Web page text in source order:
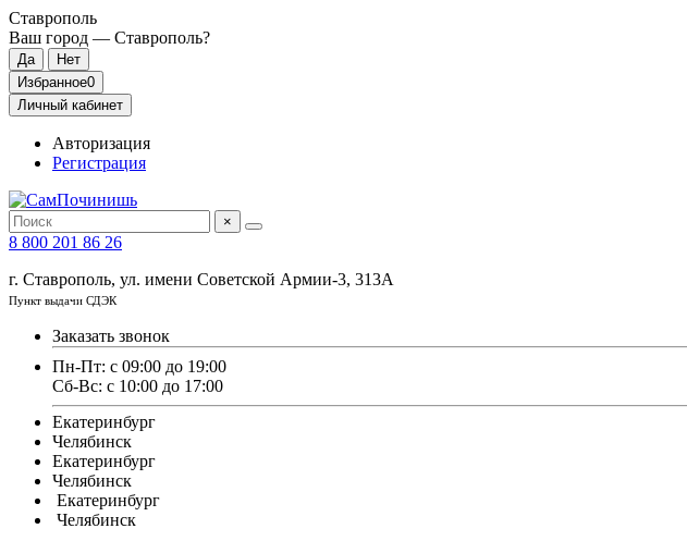
Ставрополь
Ваш город — Ставрополь?
Избранное0
Личный кабинет
Авторизация
Регистрация
×
8 800 201 86 26
г. Ставрополь, ул. имени Советской Армии-3, 313А
Пункт выдачи СДЭК
Заказать звонок
Пн-Пт: с 09:00 до 19:00
Сб-Вс: с 10:00 до 17:00
Екатеринбург
Челябинск
Екатеринбург
Челябинск
Екатеринбург
Челябинск